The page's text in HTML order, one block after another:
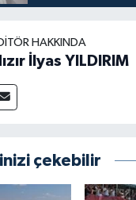
HAKKINDA
İlyas YILDIRIM
çekebilir